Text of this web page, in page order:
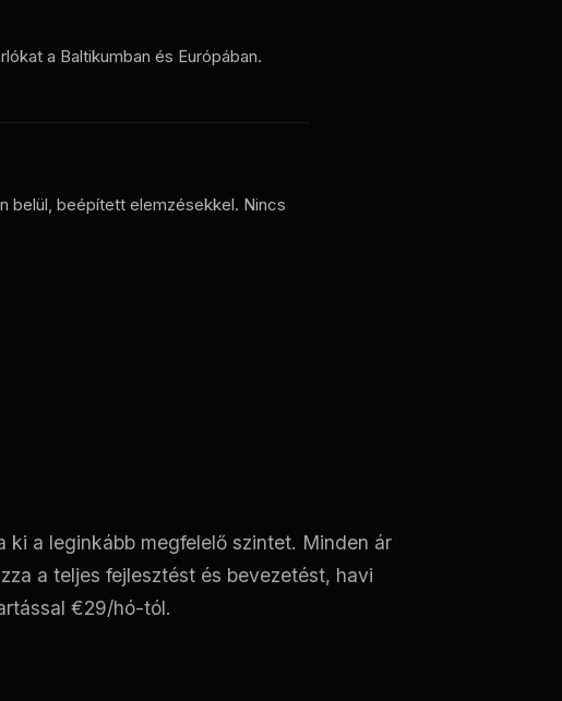
a Baltikumban és Európában.
belül, beépített elemzésekkel. Nincs
ki a leginkább megfelelő szintet. Minden ár
a teljes fejlesztést és bevezetést, havi
€29/hó-tól.